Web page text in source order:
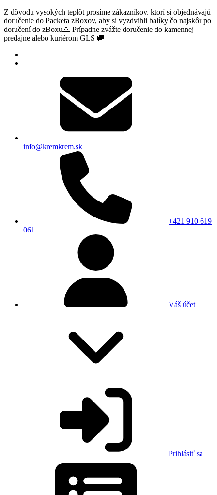
Z dôvodu vysokých teplôt prosíme zákazníkov, ktorí si objednávajú
doručenie do Packeta zBoxov, aby si vyzdvihli balíky čo najskôr po
doručení do zBoxu🙏 Prípadne zvážte doručenie do kamennej
predajne alebo kuriérom GLS 🚚
info@kremkrem.sk
+421 910 619
061
Váš účet
Prihlásiť sa